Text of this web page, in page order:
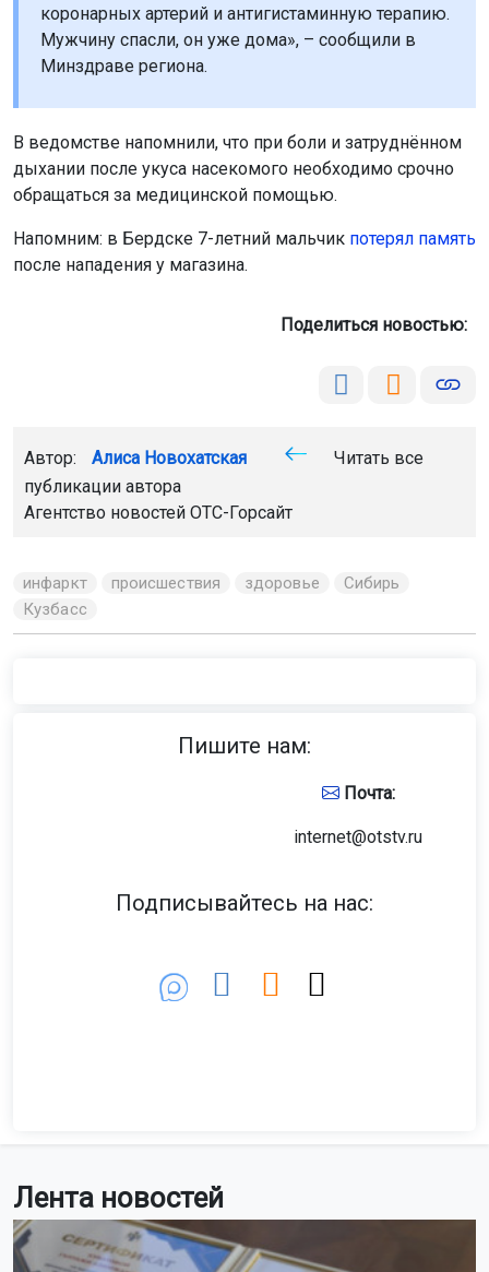
Лента новостей
коронарных артерий и антигистаминную терапию.
Мужчину спасли, он уже дома», – сообщили в
Минздраве региона.
В ведомстве напомнили, что при боли и затруднённом
дыхании после укуса насекомого необходимо срочно
обращаться за медицинской помощью.
Напомним: в Бердске 7-летний мальчик потерял память
после нападения у магазина.
Поделиться новостью:
Автор: Алиса Новохатская
Читать все
публикации автора
Агентство новостей ОТС-Горсайт
инфаркт происшествия здоровье
Сибирь
Кузбасс
Пишите нам:
Почта:
internet@otstv.ru
Подписывайтесь на нас: